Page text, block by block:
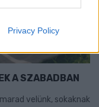
Privacy Policy
A SZABADBAN
velünk, sokaknak